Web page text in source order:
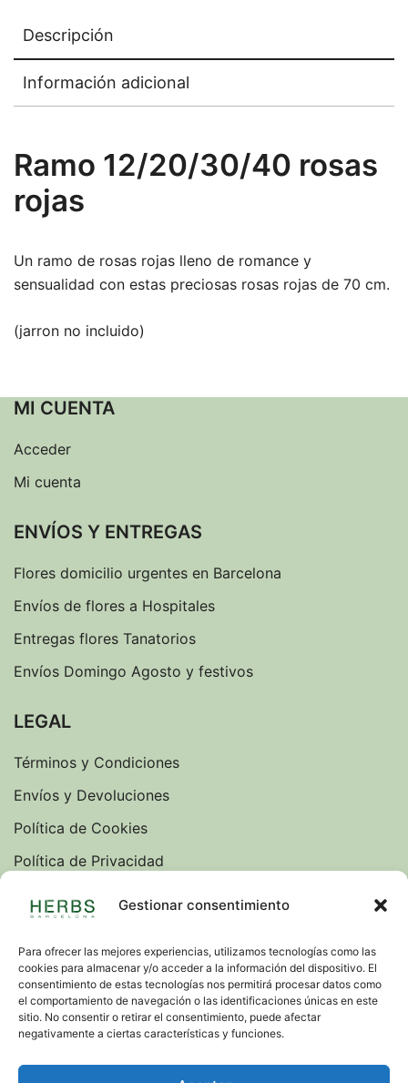
Gestionar consentimiento
Para ofrecer las mejores experiencias, utilizamos tecnologías como las
cookies para almacenar y/o acceder a la información del dispositivo. El
consentimiento de estas tecnologías nos permitirá procesar datos como
el comportamiento de navegación o las identificaciones únicas en este
sitio. No consentir o retirar el consentimiento, puede afectar
negativamente a ciertas características y funciones.
Descripción
Información adicional
Ramo 12/20/30/40 rosas
rojas
Un ramo de rosas rojas lleno de romance y
sensualidad con estas preciosas rosas rojas de 70 cm.
(jarron no incluido)
MI CUENTA
Acceder
Mi cuenta
ENVÍOS Y ENTREGAS
Flores domicilio urgentes en Barcelona
Envíos de flores a Hospitales
Entregas flores Tanatorios
Envíos Domingo Agosto y festivos
LEGAL
Términos y Condiciones
Envíos y Devoluciones
Política de Cookies
Política de Privacidad
IDIOMAS
VERSION INGLESA
© 2026. Todos los derechos reservados. Carrer de